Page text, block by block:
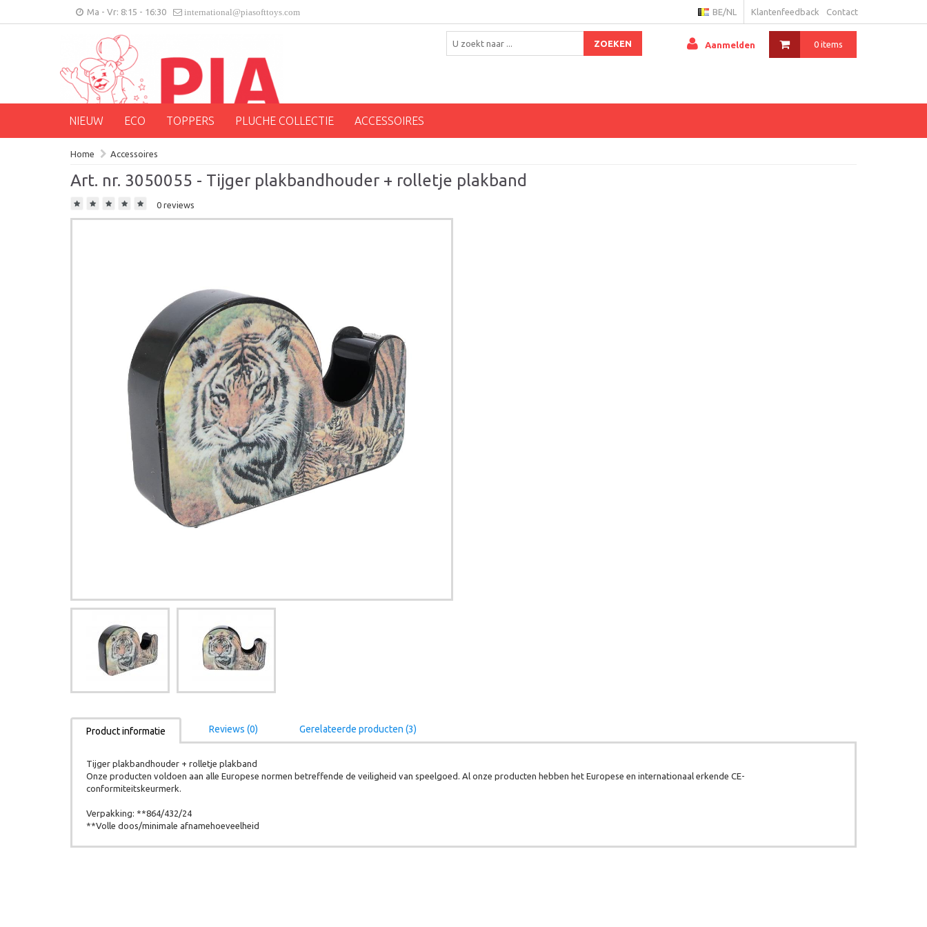
Ma - Vr: 8:15 - 16:30 international@piasofttoys.com Klantenfeedback Contact
BE/NL
0 items
Aanmelden
ZOEKEN
NIEUW ECO TOPPERS PLUCHE COLLECTIE ACCESSOIRES
Home Accessoires
Art. nr. 3050055 - Tijger plakbandhouder + rolletje plakband
0 reviews
Product informatie Reviews (0) Gerelateerde producten (3)
Tijger plakbandhouder + rolletje plakband
Onze producten voldoen aan alle Europese normen betreffende de veiligheid van speelgoed. Al onze producten hebben het Europese en internationaal erkende CE-
conformiteitskeurmerk.
Verpakking: **864/432/24
**Volle doos/minimale afnamehoeveelheid